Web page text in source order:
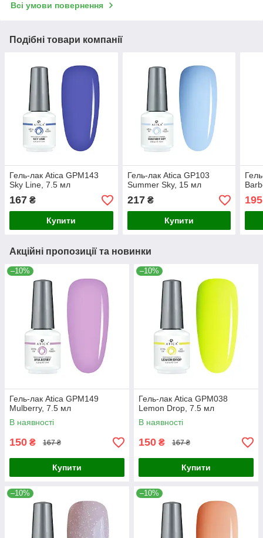
Всі умови повернення
Подібні товари компанії
Гель-лак Atica GPM143
Sky Line, 7.5 мл
167 ₴
Купити
Гель-лак Atica GP103
Summer Sky, 15 мл
217₴
Купити
195
Акційні пропозиції та новинки
–10%
Гель-лак Atica GPM149
Mulberry, 7.5 мл
В наявності
150 ₴ 167 ₴
Купити
–10%
Гель-лак Atica GPM038
Lemon Drop, 7.5 мл
В наявності
150 ₴ 167 ₴
Купити
–10% –10%